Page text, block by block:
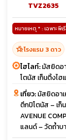
TVZ2635
หมายเหตุ * : เฉพาะพี
hotel_classโรงแรม 3 ดาว
ไฮไลท์:มัสยิดอ
โตนัส เก็นติ้งไ
เที่ยว:มัสยิดอา
ตึกปิโตนัส – เก็
AVENUE
แลนด์ – วัดถ้ำบ